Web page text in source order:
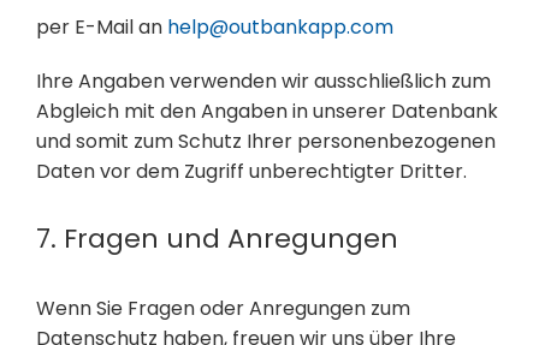
per E-Mail an help@outbankapp.com
Ihre Angaben verwenden wir ausschließlich zum
Abgleich mit den Angaben in unserer Datenbank
und somit zum Schutz Ihrer personenbezogenen
Daten vor dem Zugriff unberechtigter Dritter.
7. Fragen und Anregungen
Wenn Sie Fragen oder Anregungen zum
Datenschutz haben, freuen wir uns über Ihre